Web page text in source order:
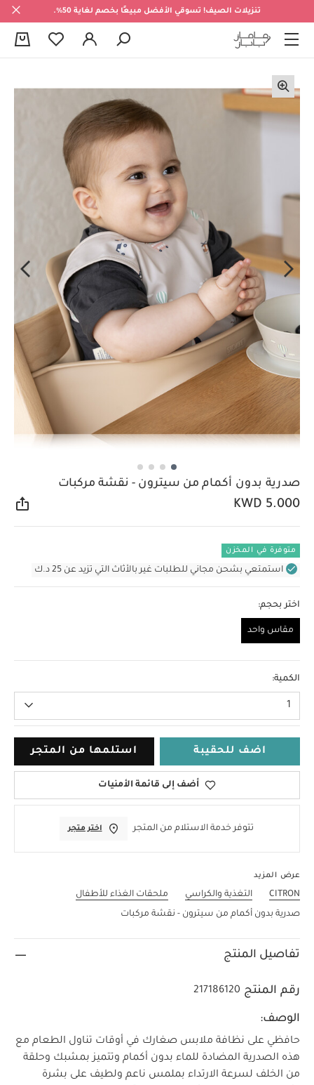
تنزيلات الصيف! تسوقي الأفضل مبيعًا بخصم لغاية 50%.
صدرية بدون أكمام من سيترون - نقشة مركبات
KWD 5.000
متوفرة في المخزن
استمتعي بشحن مجاني للطلبات غير بالأثاث التي تزيد عن 25 د.ك
اختر بحجم:
مقاس واحد
الكمية:
1
اضف للحقيبة استلمها من المتجر
أضف إلى قائمة الأمنيات
تتوفر خدمة الاستلام من المتجر اختر متجر
عرض المزيد
CITRON التغذية والكراسي
ملحقات الغذاء للأطفال
صدرية بدون أكمام من سيترون - نقشة مركبات
تفاصيل المنتج
رقم المنتج 217186120
الوصف:
حافظي على نظافة ملابس صغارك في أوقات تناول الطعام مع
هذه الصدرية المضادة للماء بدون أكمام وتتميز بمشبك وحلقة
من الخلف لسرعة الارتداء بملمس ناعم ولطيف على بشرة